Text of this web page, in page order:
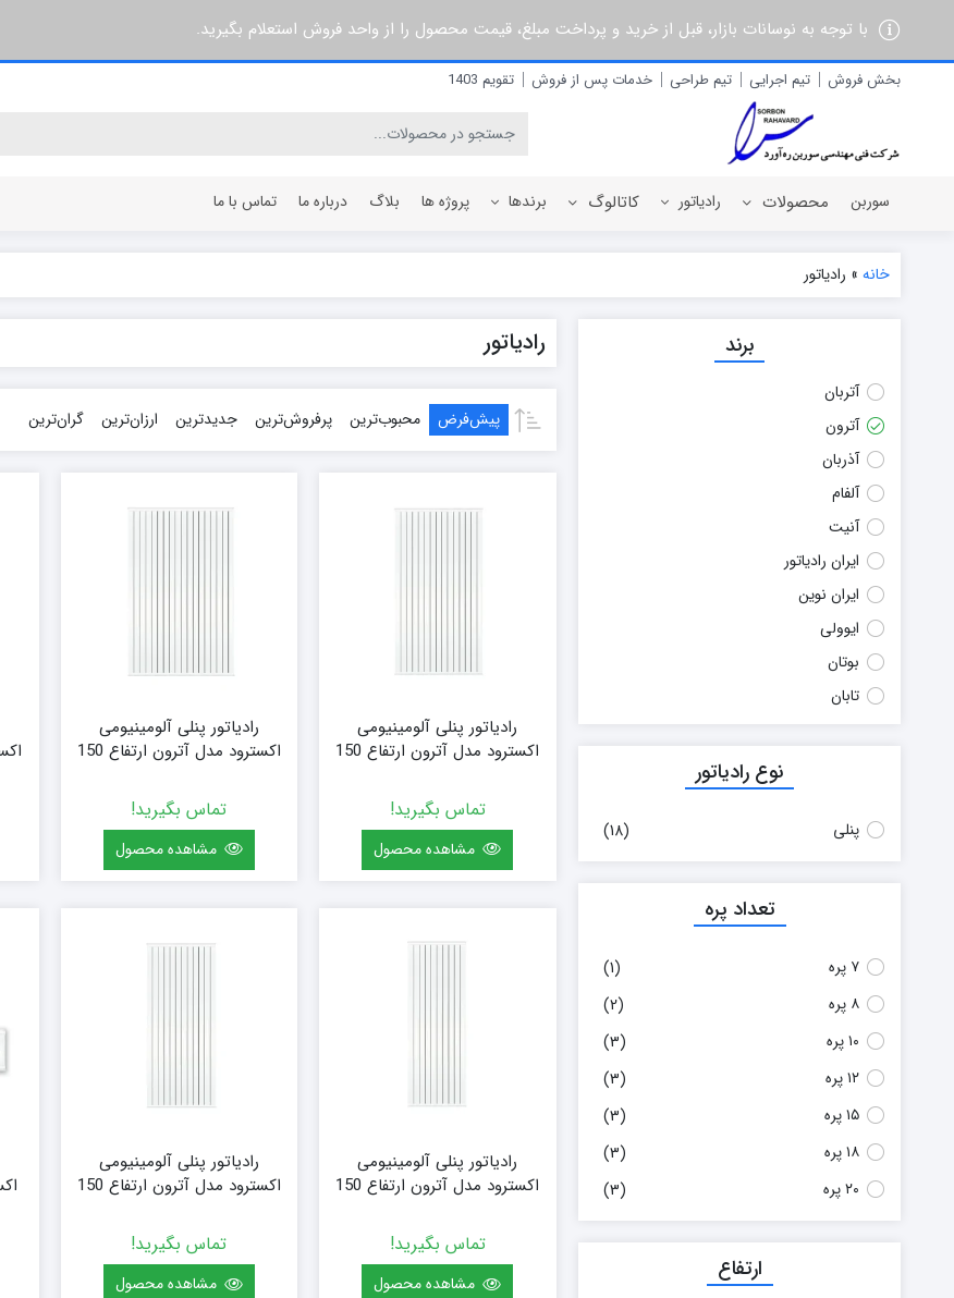
با توجه به نوسانات بازار، قبل از خرید و پرداخت مبلغ، قیمت محصول را از واحد فروش استعلام بگیرید.
بخش فروش تیم اجرایی تیم طراحی خدمات پس از فروش تقویم 1403
سوربن محصولات رادیاتور
رادیاتور پره ای آلومینیومی
ایران رادیاتور
۱۰ پره
۱۰۰ سانتی متر
کاتالوگ برندها پروژه ها بلاگ درباره ما تماس با ما
خانه» رادیاتور
رادیاتور
پیش‌فرض محبوب‌ترین پرفروش‌ترین جدیدترین ارزان‌ترین گران‌ترین
رادیاتور پنلی آلومینیومی
اکسترود مدل آترون ارتفاع 150
تماس بگیرید!
مشاهده محصول
رادیاتور پنلی آلومینیومی
اکسترود مدل آترون ارتفاع 150
تماس بگیرید!
مشاهده محصول
رادیاتور پنلی آلومینیومی
اکسترود مدل آترون ارتفاع 150
تماس بگیرید!
مشاهده محصول
رادیاتور پنلی آلومینیومی
اکسترود مدل آترون ارتفاع 150
تماس بگیرید!
مشاهده محصول
برند
آتربان
آترون
آذربان
آلفام
آنیت
ایران رادیاتور
ایران نوین
ایوولی
بوتان
تابان
سپاهان
گرم ساز
لورچ
نوع رادیاتور
پنلی (18)
تعداد پره
۷ پره
(1)
۸ پره
(2)
۱۰ پره
(3)
۱۲ پره
(3)
۱۵ پره
(3)
۱۸ پره
(3)
۲۰ پره
(3)
ارتفاع